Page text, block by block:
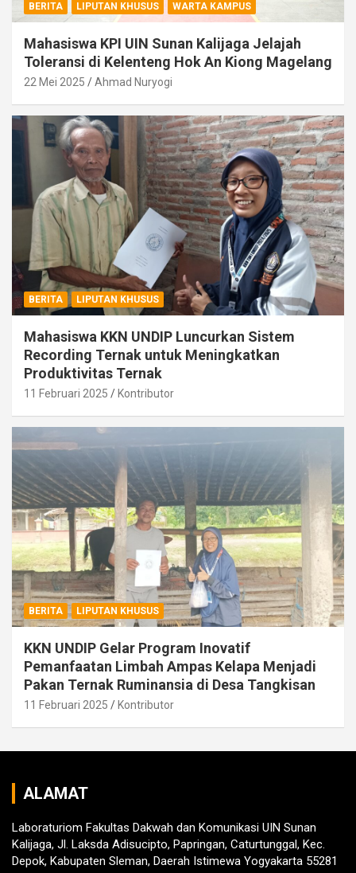
BERITA LIPUTAN KHUSUS WARTA KAMPUS
Mahasiswa KPI UIN Sunan Kalijaga Jelajah
Toleransi di Kelenteng Hok An Kiong Magelang
22 Mei 2025 Ahmad Nuryogi
BERITA LIPUTAN KHUSUS
Mahasiswa KKN UNDIP Luncurkan Sistem
Recording Ternak untuk Meningkatkan
Produktivitas Ternak
11 Februari 2025 Kontributor
BERITA LIPUTAN KHUSUS
KKN UNDIP Gelar Program Inovatif
Pemanfaatan Limbah Ampas Kelapa Menjadi
Pakan Ternak Ruminansia di Desa Tangkisan
11 Februari 2025 Kontributor
ALAMAT
Laboraturiom Fakultas Dakwah dan Komunikasi UIN Sunan
Kalijaga, Jl. Laksda Adisucipto, Papringan, Caturtunggal, Kec.
Depok, Kabupaten Sleman, Daerah Istimewa Yogyakarta 55281